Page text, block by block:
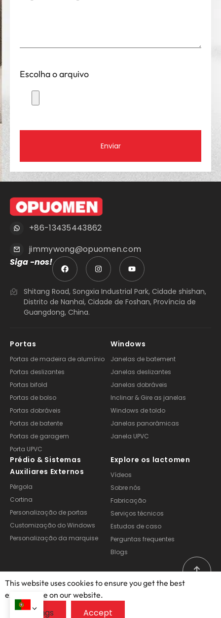
Escolha o arquivo
Enviar
+86-13435443862
jimmywong@opuomen.com
Siga -nos!
Shitang Road, Songxia Industrial Park, Cidade shishan,
Distrito de Nanhai, Cidade de Foshan, Província de
Guangdong, China.
Portas
Portas de madeira de alumínio
Portas deslizantes
Portas bifold
Portas de bolso
Portas dobráveis
Portas de batente
Portas de garagem
Porta UPVC
Windows
Janelas de batement
Janelas deslizantes
Janelas dobráveis
Inclinar & Gire as janelas
Windows de toldo
Janelas panorâmicas
Janela UPVC
Prédio & Sistemas
Auxiliares Externos
Pérgola
Cortina
Personalização de portas
Customização do Windows
Personalização da marquise
Explore os lactomen
Vídeos
Sobre nós
Fabricação
Serviços técnicos
Estudos de caso
Perguntas frequentes
Blogs
Copyright © 2025 – 2026, Foshan Opuomen Doors and
This website uses cookies to ensure you get the best
exprerience on our website.